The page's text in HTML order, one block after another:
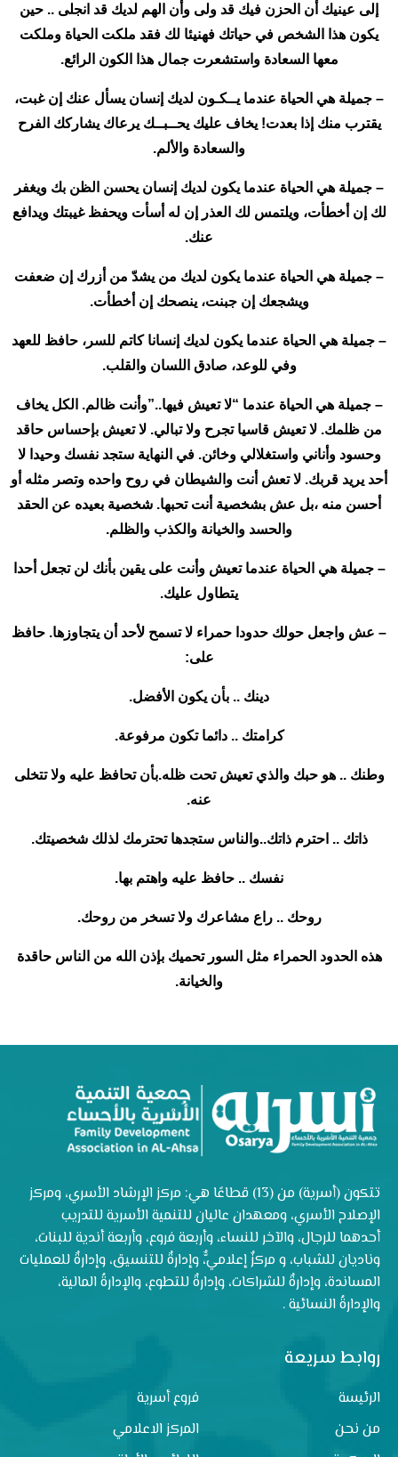
إلى عينيك أن الحزن فيك قد ولى وأن الهم لديك قد انجلى .. حين
يكون هذا الشخص في حياتك فهنيئا لك فقد ملكت الحياة وملكت
معها السعادة واستشعرت جمال هذا الكون الرائع.
– جميلة هي الحياة عندما يــكـون لديك إنسان يسأل عنك إن غبت،
يقترب منك إذا بعدت! يخاف عليك يحــبــك يرعاك يشاركك الفرح
والسعادة والألم.
– جميلة هي الحياة عندما يكون لديك إنسان يحسن الظن بك ويغفر
لك إن أخطأت، ويلتمس لك العذر إن له أسأت ويحفظ غيبتك ويدافع
عنك.
– جميلة هي الحياة عندما يكون لديك من يشدّ من أزرك إن ضعفت
ويشجعك إن جبنت، ينصحك إن أخطأت.
– جميلة هي الحياة عندما يكون لديك إنسانا كاتم للسر، حافظ للعهد
وفي للوعد، صادق اللسان والقلب.
– جميلة هي الحياة عندما “لا تعيش فيها..”وأنت ظالم. الكل يخاف
من ظلمك. لا تعيش قاسيا تجرح ولا تبالي. لا تعيش بإحساس حاقد
وحسود وأناني واستغلالي وخائن. في النهاية ستجد نفسك وحيدا لا
أحد يريد قربك. لا تعش أنت والشيطان في روح واحده وتصر مثله أو
أحسن منه ،بل عش بشخصية أنت تحبها. شخصية بعيده عن الحقد
والحسد والخيانة والكذب والظلم.
– جميلة هي الحياة عندما تعيش وأنت على يقين بأنك لن تجعل أحدا
يتطاول عليك.
– عش واجعل حولك حدودا حمراء لا تسمح لأحد أن يتجاوزها. حافظ
على:
دينك .. بأن يكون الأفضل.
كرامتك .. دائما تكون مرفوعة.
وطنك .. هو حبك والذي تعيش تحت ظله.بأن تحافظ عليه ولا تتخلى
عنه.
ذاتك .. احترم ذاتك..والناس ستجدها تحترمك لذلك شخصيتك.
نفسك .. حافظ عليه واهتم بها.
روحك .. راع مشاعرك ولا تسخر من روحك.
هذه الحدود الحمراء مثل السور تحميك بإذن الله من الناس حاقدة
والخيانة.
تتكون (أسرية) من (13) قطاعًا هي: مركز الإرشاد الأسري، ومركز
الإصلاح الأسري، ومعهدان عاليان للتنمية الأسرية للتدريب
أحدهما للرجال، والآخر للنساء، وأربعة فروع، وأربعة أندية للبنات،
وناديان للشباب، و مركزٌ إعلاميٌّ، وإدارةٌ للتنسيق، وإدارةٌ للعمليات
المساندة، وإدارةٌ للشراكات، وإدارةٌ للتطوع، والإدارةُ المالية،
والإدارةُ النسائية .
روابط سريعة
الرئيسة
فروع أسرية
من نحن
المركز الاعلامي